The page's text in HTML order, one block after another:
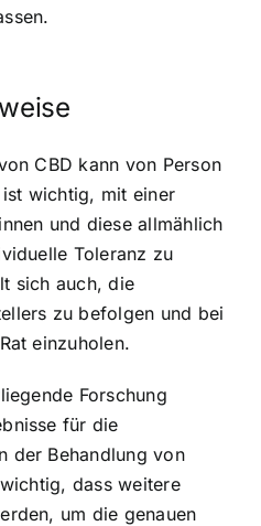
CBD kann von Person
wichtig, mit einer
und diese allmählich
Toleranz zu
sich auch, die
zu befolgen und bei
einzuholen.
Forschung
für die
der Behandlung von
dass weitere
um die genauen